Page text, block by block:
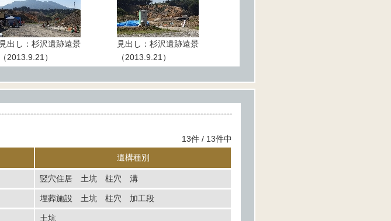
見出し：杉沢遺跡遠景
（2013.9.21）
見出し：杉沢遺跡遠景
（2013.9.21）
13件 / 13件中
遺構種別
竪穴住居 土坑 柱穴 溝
埋葬施設 土坑 柱穴 加工段
土坑